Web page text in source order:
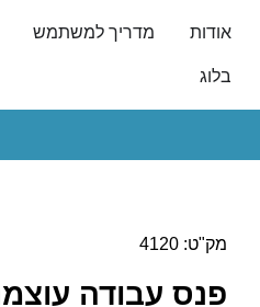
אודות מדריך למשתמש
בלוג
מק"ט: 4120